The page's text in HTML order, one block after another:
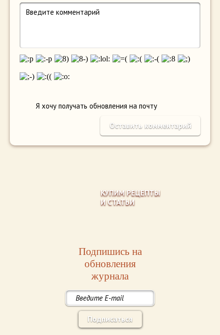
Я хочу получать обновления на почту
КУПИМ РЕЦЕПТЫ
И СТАТЬИ
Подпишись на
обновления
журнала
Подписаться